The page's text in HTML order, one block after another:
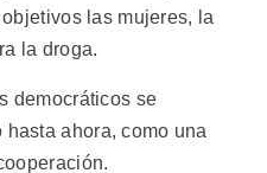
las mujeres, la
la droga.
democráticos se
ahora, como una